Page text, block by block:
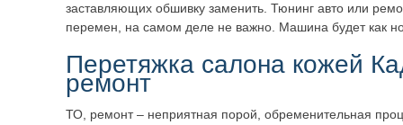
заставляющих обшивку заменить. Тюнинг авто или
перемен, на самом деле не важно. Машина будет как
Перетяжка салона кожей
ремонт
ТО, ремонт – неприятная порой, обременительная